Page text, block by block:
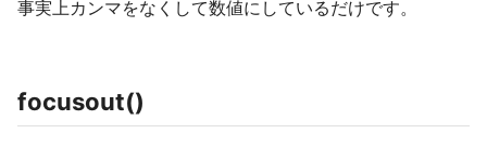
事実上カンマをなくして数値にしているだけです。
focusout()